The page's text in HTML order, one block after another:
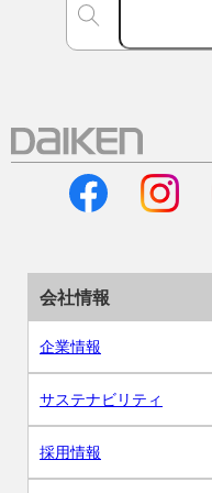
会社情報
企業情報
サステナビリティ
採用情報